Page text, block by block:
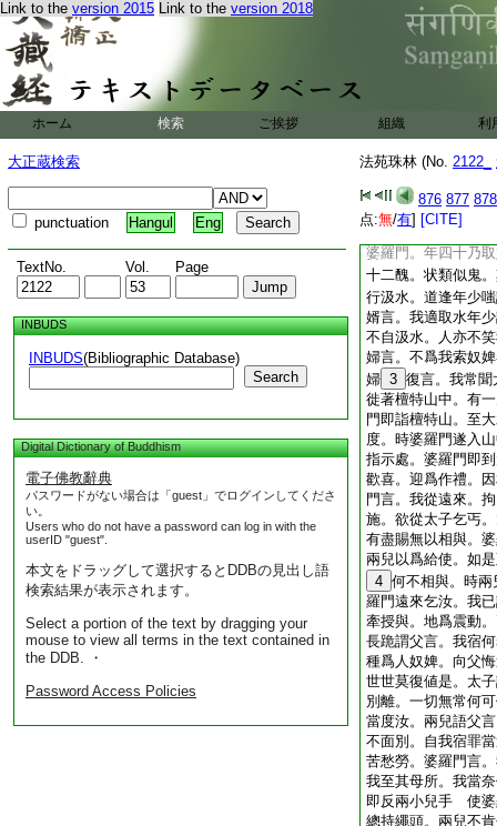
Link to the version 2015 Link to the version 2018
ホーム 検索 ご挨拶 組織 利
大正蔵検索
punctuation Hangul Eng
TextNo. Vol. Page
INBUDS
INBUDS(Bibliographic Database)
Search
Digital Dictionary of Buddhism
電子佛教辭典
パスワードがない場合は「guest」でログインしてくださ
い。
Users who do not have a password can log in with the
userID "guest".
本文をドラッグして選択するとDDBの見出し語
検索結果が表示されます。
Select a portion of the text by dragging your
mouse to view all terms in the text contained in
the DDB. ・
Password Access Policies
法苑珠林 (No. 2122_
876 877 878
点:無/有] [CITE]
言。頗聞葉波國王
數聞之。但未見耳
道人問太子。所求
摩訶衍。道人言。
道人即指語太子所
頭編髮。以水果爲
男名耶利。年七歳
罽拏延。年六歳。
禽獸皆悉歡喜。來
枯木皆生華葉。諸
女在於水邊與禽獸
婆羅門。年四十乃
十二醜。状類似鬼
行汲水。道逢年少
婿言。我適取水年
不自汲水。人亦不
婦言。不爲我索奴
婦 3 復言。我常聞
徙著檀特山中。有
門即詣檀特山。至
度。時婆羅門遂入
指示處。婆羅門即
歡喜。迎爲作禮。
門言。我從遠來。
施。欲從太子乞丐
有盡賜無以相與。
兩兒以爲給使。如
4 何不相與。時
羅門遠來乞汝。我
牽授與。地爲震動
長跪謂父言。我宿
種爲人奴婢。向父
世世莫復値是。太
別離。一切無常何
當度汝。兩兒語父
不面別。自我宿罪
苦愁勞。婆羅門言
我至其母所。我當
即反兩小兒手 使婆
總持繩頭。兩兒不